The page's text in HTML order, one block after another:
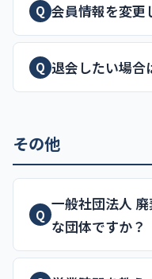
Q 会員情報を変更
Q 退会したい場合
その他
Q
一般社団法人
な団体ですか？